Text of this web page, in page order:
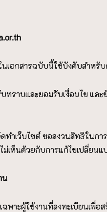
เอกสารฉบับนี้ใช้บังคับสำหรั
บทราบและยอมรับเงื่อนไข แ
ทำเว็บไซต์ ขอสงวนสิทธิในกา
เห็นด้วยกับการแก้ไขเปลี่ยนแ
น
พาะผู้ใช้งานที่ลงทะเบียนเพื่อ